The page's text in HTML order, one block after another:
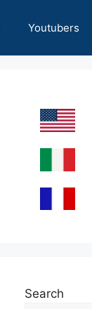
Youtubers
Search